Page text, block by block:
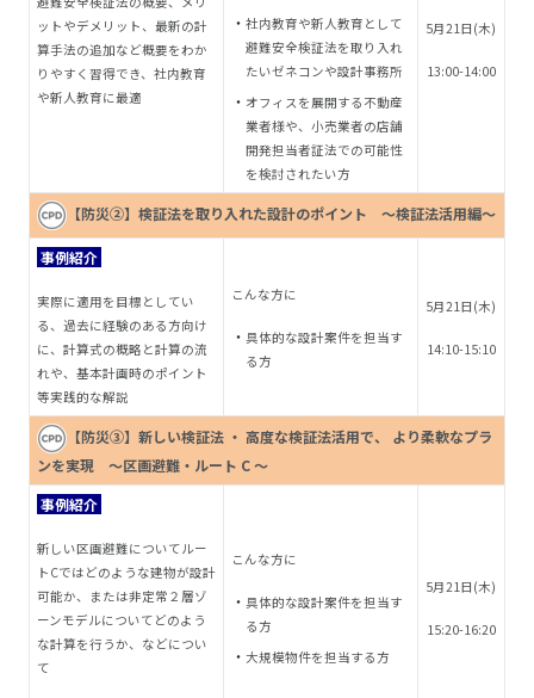
ットやデメリット、最新の計
算手法の追加など概要をわか
りやすく習得でき、社内教育
や新人教育に最適
社内教育や新人教育として
避難安全検証法を取り入れ
たいゼネコンや設計事務所
オフィスを展開する不動産
業者様や、小売業者の店舗
開発担当者証法での可能性
を検討されたい方
5月21日(木)
13:00-14:00
【防災②】検証法を取り入れた設計のポイント ～検証法活用編～
事例紹介
実際に適用を目標としてい
る、過去に経験のある方向け
に、計算式の概略と計算の流
れや、基本計画時のポイント
等実践的な解説
こんな方に
具体的な設計案件を担当す
る方
5月21日(木)
14:10-15:10
【防災③】新しい検証法 ・ 高度な検証法活用で、 より柔軟なプラ
ンを実現 ～区画避難・ルート C ～
事例紹介
新しい区画避難についてルー
トCではどのような建物が設計
可能か、または非定常２層ゾ
ーンモデルについてどのよう
な計算を行うか、などについ
て
こんな方に
具体的な設計案件を担当す
る方
大規模物件を担当する方
5月21日(木)
15:20-16:20